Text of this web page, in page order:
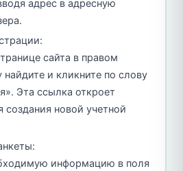
адрес в адресную
сайта в правом
найдите и кликните по слову
Эта ссылка откроет
создания новой учетной
информацию в поля